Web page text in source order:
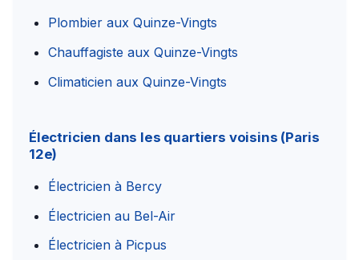
Plombier aux Quinze-Vingts
Chauffagiste aux Quinze-Vingts
Climaticien aux Quinze-Vingts
Électricien dans les quartiers voisins (Paris
12e)
Électricien à Bercy
Électricien au Bel-Air
Électricien à Picpus